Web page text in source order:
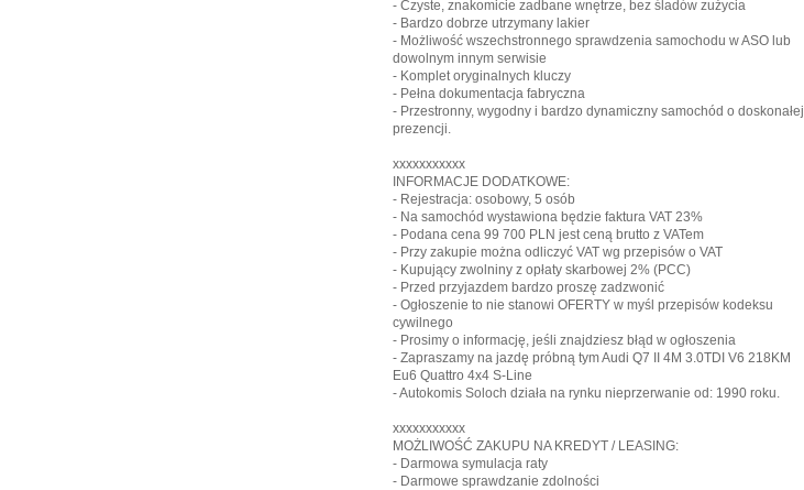
- Czyste, znakomicie zadbane wnętrze, bez śladów zużycia
- Bardzo dobrze utrzymany lakier
- Możliwość wszechstronnego sprawdzenia samochodu w ASO lub
dowolnym innym serwisie
- Komplet oryginalnych kluczy
- Pełna dokumentacja fabryczna
- Przestronny, wygodny i bardzo dynamiczny samochód o doskonałej
prezencji.
xxxxxxxxxxx
INFORMACJE DODATKOWE:
- Rejestracja: osobowy, 5 osób
- Na samochód wystawiona będzie faktura VAT 23%
- Podana cena 99 700 PLN jest ceną brutto z VATem
- Przy zakupie można odliczyć VAT wg przepisów o VAT
- Kupujący zwolniny z opłaty skarbowej 2% (PCC)
- Przed przyjazdem bardzo proszę zadzwonić
- Ogłoszenie to nie stanowi OFERTY w myśl przepisów kodeksu
cywilnego
- Prosimy o informację, jeśli znajdziesz błąd w ogłoszenia
- Zapraszamy na jazdę próbną tym Audi Q7 II 4M 3.0TDI V6 218KM
Eu6 Quattro 4x4 S-Line
- Autokomis Soloch działa na rynku nieprzerwanie od: 1990 roku.
xxxxxxxxxxx
MOŻLIWOŚĆ ZAKUPU NA KREDYT / LEASING:
- Darmowa symulacja raty
- Darmowe sprawdzanie zdolności